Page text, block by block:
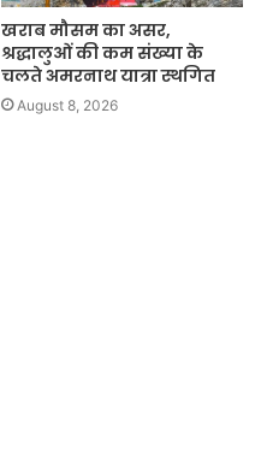
खराब मौसम का असर,
श्रद्धालुओं की कम संख्या के
चलते अमरनाथ यात्रा स्थगित
August 8, 2026